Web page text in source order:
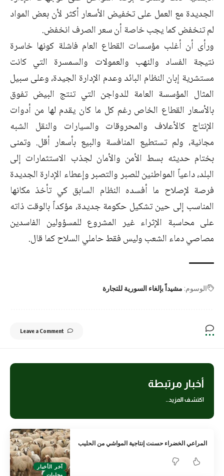
الجديدة مع العمل على تخفيض الأسعار أكثر لأن بعض المواد
لم تنخفض كما يجب خاصة أن سعر الصرف انخفض.
ورأى أن أغلب مؤسسات القطاع العام فاشلة كونها خاسرة
نتيجة الفساد والنهب والعمولات والسمسرة التي كانت
مستشرية إبان النظام البائد وعدم الإدارة الجيدة، وعلى سبيل
المثال المؤسسة العامة للدواجن التي تنتج البيض تفوق
بالأسعار القطاع الخاص رغم كل ما كان يقدم لها من أدوات
الإنتاج كالأعلاف والمحروقات والسيارات والنقل الشبه
مجانية، ولم تستطيع المنافسة والبيع بأسعار أقل. وتمنى
بختام حديثه بسط الأمن والأمان لجذب الاستثمارات إلى
البلد، داعياً المواطنين للصبر والتصبر وإعطاء الإدارة الجديدة
فرصة لإصلاح ما أفسده النظام السابق كي تأخذ مكانها
المناسب إلى حين تشكيل حكومة جديدة، مؤكداً بالوقت ذاته
على محاسبة الإثراء غير المشروع للمسؤولين الفاسدين
مصاصي دماء الشعب وليس فقط حاملي السلاح كما قال.
الوسوم: مشيداً بإلغاء السورية للتجارة
Leave a Comment
أخبار مرتبطة
اكتشف المزيد..
آخر الأخبار
محليات
المراعي الخضراء حسنت إنتاجية المواشي من الحليب